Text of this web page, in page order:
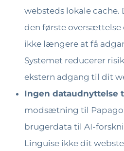
websteds lokale cache.
den første
ikke længere at få
Systemet reducerer
ekstern adgang til dit
Ingen dataudnyttelse
modsætning til
brugerdata til AI-
Linguise ikke dit